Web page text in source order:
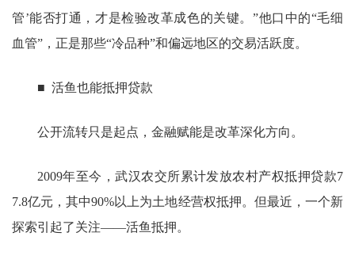
管’能否打通，才是检验改革成色的关键。”他口中的“毛细
血管”，正是那些“冷品种”和偏远地区的交易活跃度。
■ 活鱼也能抵押贷款
公开流转只是起点，金融赋能是改革深化方向。
2009年至今，武汉农交所累计发放农村产权抵押贷款7
7.8亿元，其中90%以上为土地经营权抵押。但最近，一个新
探索引起了关注——活鱼抵押。